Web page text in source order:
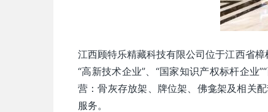
江西顾特乐精藏科技有限公司位于江西省
“高新技术企业”、“国家知识产权标杆企业
营：骨灰存放架、牌位架、佛龛架及相关
服务。